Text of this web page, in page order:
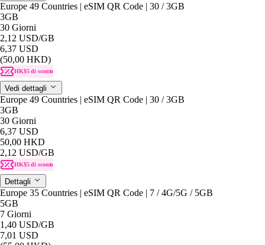
Europe 49 Countries | eSIM QR Code | 30 / 3GB
3GB
30 Giorni
2,12 USD/GB
6,37 USD
(50,00 HKD)
HK$5 di sconto
Vedi dettagli
Europe 49 Countries | eSIM QR Code | 30 / 3GB
3GB
30 Giorni
6,37 USD
50,00 HKD
2,12 USD/GB
HK$5 di sconto
Dettagli
Europe 35 Countries | eSIM QR Code | 7 / 4G/5G / 5GB
5GB
7 Giorni
1,40 USD/GB
7,01 USD